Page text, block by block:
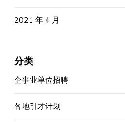
2021 年 4 月
分类
企事业单位招聘
各地引才计划